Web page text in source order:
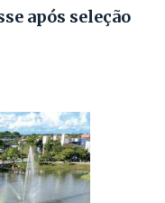
após seleção